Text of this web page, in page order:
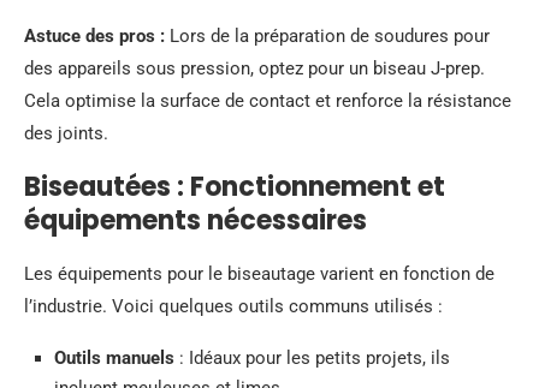
Astuce des pros : Lors de la préparation de soudures pour
des appareils sous pression, optez pour un biseau J-prep.
Cela optimise la surface de contact et renforce la résistance
des joints.
Biseautées : Fonctionnement et
équipements nécessaires
Les équipements pour le biseautage varient en fonction de
l’industrie. Voici quelques outils communs utilisés :
Outils manuels : Idéaux pour les petits projets, ils